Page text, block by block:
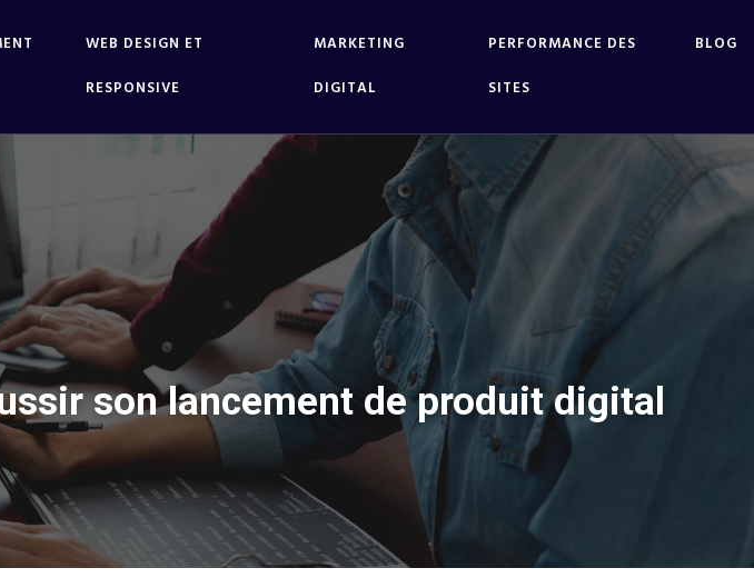
WEB DESIGN ET
RESPONSIVE
MARKETING
DIGITAL
PERFORMANCE DES
SITES
BLOG
son lancement de produit digital